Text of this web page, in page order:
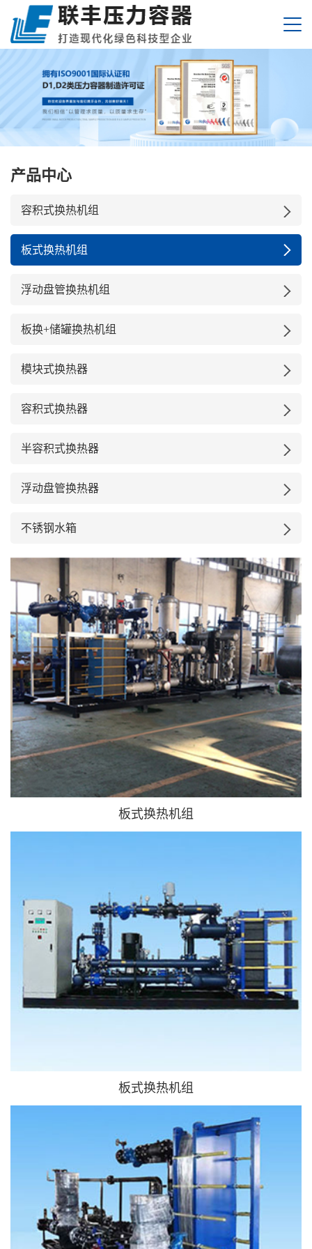
产品中心
容积式换热机组
板式换热机组
浮动盘管换热机组
板换+储罐换热机组
模块式换热器
容积式换热器
半容积式换热器
浮动盘管换热器
不锈钢水箱
板式换热机组
板式换热机组